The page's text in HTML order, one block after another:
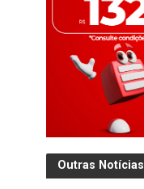
Outras Notícias